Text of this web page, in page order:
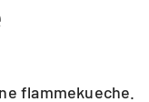
flammekueche.